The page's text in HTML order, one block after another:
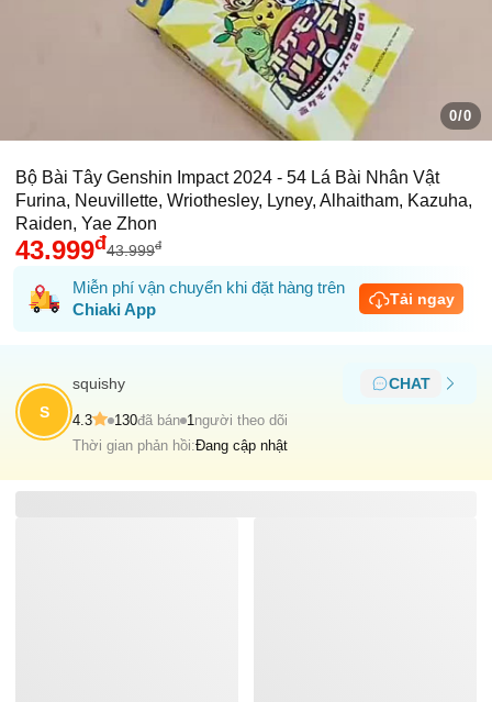
0/0
Bộ Bài Tây Genshin Impact 2024 - 54 Lá Bài Nhân Vật
Furina, Neuvillette, Wriothesley, Lyney, Alhaitham, Kazuha,
Raiden, Yae Zhon
43.999đ43.999đ
Miễn phí vận chuyển khi đặt hàng trên
Chiaki App
Tải ngay
S
squishy CHAT
4.3 130đã bán 1 người theo dõi
Thời gian phản hồi:Đang cập nhật